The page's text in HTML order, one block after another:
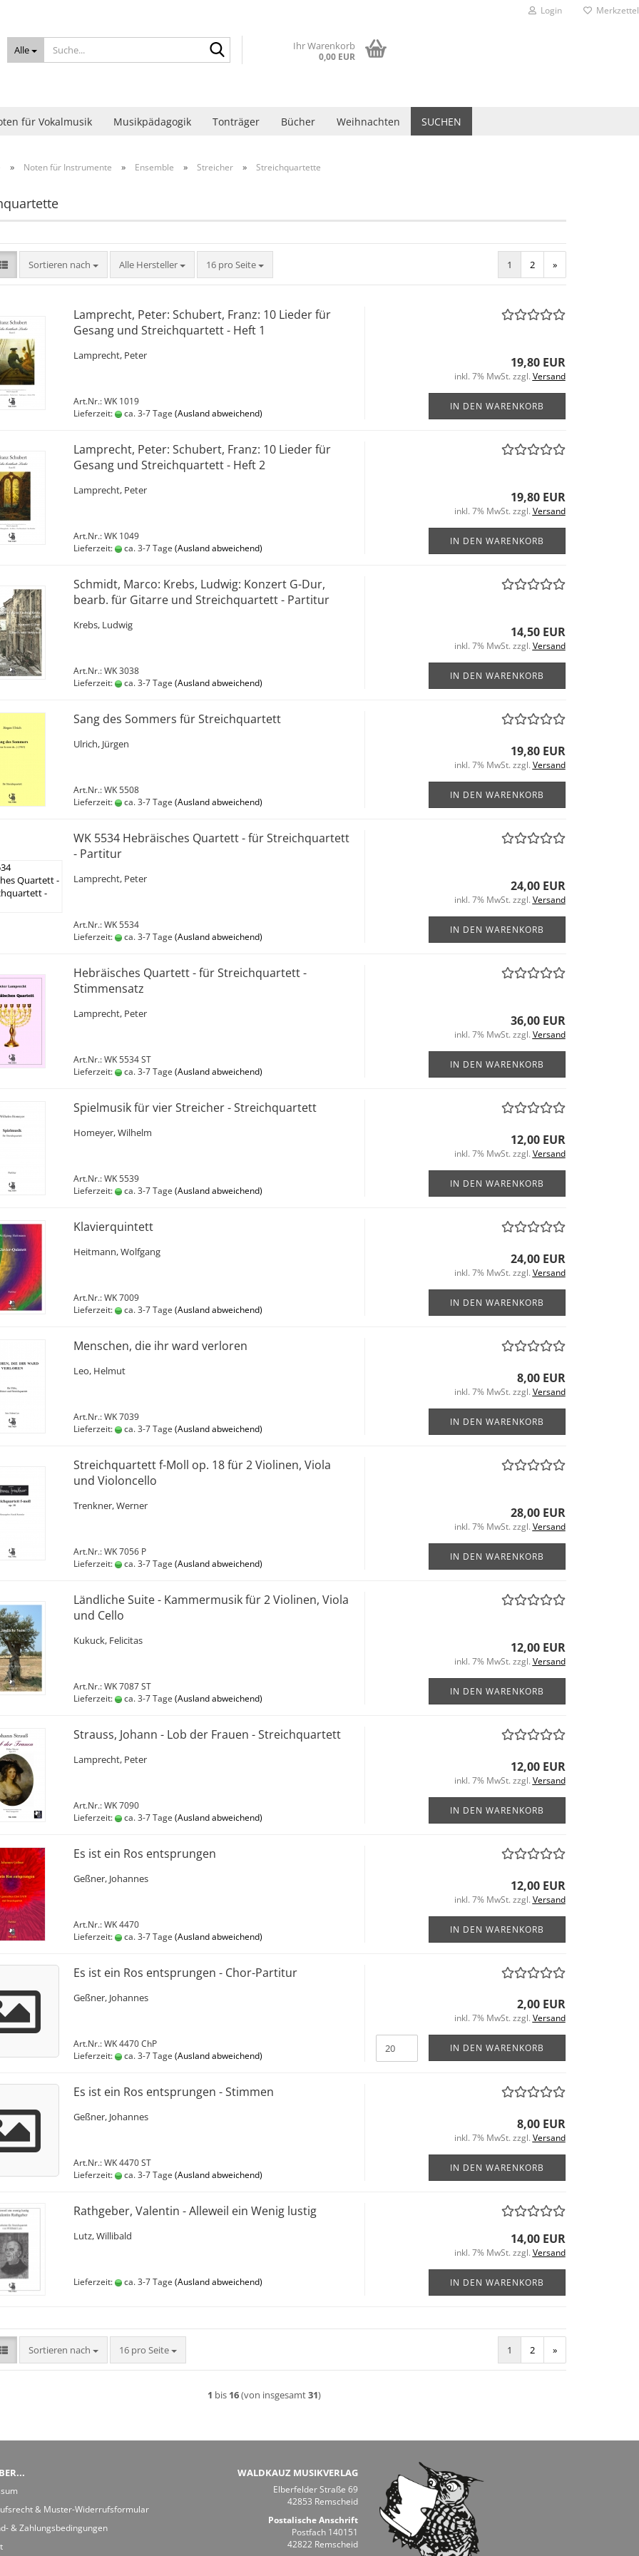
Login Merkzettel
Alle Ihr Warenkorb
0,00 EUR
für Vokalmusik Musikpädagogik Tonträger Bücher Weihnachten SUCHEN
» Noten für Instrumente » Ensemble » Streicher » Streichquartette
Sortieren nach
Sortieren nach Alle Hersteller 16 pro Seite
pro Seite 1 2 »
Lamprecht, Peter: Schubert, Franz: 10 Lieder für
Gesang und Streichquartett - Heft 1
Lamprecht, Peter
Art.Nr.: WK 1019
Lieferzeit:
ca. 3-7 Tage (Ausland abweichend)
19,80 EUR
inkl. 7% MwSt. zzgl. Versand
IN DEN WARENKORB
Lamprecht, Peter: Schubert, Franz: 10 Lieder für
Gesang und Streichquartett - Heft 2
Lamprecht, Peter
Art.Nr.: WK 1049
Lieferzeit:
ca. 3-7 Tage (Ausland abweichend)
19,80 EUR
inkl. 7% MwSt. zzgl. Versand
IN DEN WARENKORB
Schmidt, Marco: Krebs, Ludwig: Konzert G-Dur,
bearb. für Gitarre und Streichquartett - Partitur
Krebs, Ludwig
Art.Nr.: WK 3038
Lieferzeit:
ca. 3-7 Tage (Ausland abweichend)
14,50 EUR
inkl. 7% MwSt. zzgl. Versand
IN DEN WARENKORB
Sang des Sommers für Streichquartett
Ulrich, Jürgen
Art.Nr.: WK 5508
Lieferzeit:
ca. 3-7 Tage (Ausland abweichend)
19,80 EUR
inkl. 7% MwSt. zzgl. Versand
IN DEN WARENKORB
WK 5534 Hebräisches Quartett - für Streichquartett
- Partitur
Lamprecht, Peter
Art.Nr.: WK 5534
Lieferzeit:
ca. 3-7 Tage (Ausland abweichend)
24,00 EUR
inkl. 7% MwSt. zzgl. Versand
IN DEN WARENKORB
Hebräisches Quartett - für Streichquartett -
Stimmensatz
Lamprecht, Peter
Art.Nr.: WK 5534 ST
Lieferzeit:
ca. 3-7 Tage (Ausland abweichend)
36,00 EUR
inkl. 7% MwSt. zzgl. Versand
IN DEN WARENKORB
Spielmusik für vier Streicher - Streichquartett
Homeyer, Wilhelm
Art.Nr.: WK 5539
Lieferzeit:
ca. 3-7 Tage (Ausland abweichend)
12,00 EUR
inkl. 7% MwSt. zzgl. Versand
IN DEN WARENKORB
Klavierquintett
Heitmann, Wolfgang
Art.Nr.: WK 7009
Lieferzeit:
ca. 3-7 Tage (Ausland abweichend)
24,00 EUR
inkl. 7% MwSt. zzgl. Versand
IN DEN WARENKORB
Menschen, die ihr ward verloren
Leo, Helmut
Art.Nr.: WK 7039
Lieferzeit:
ca. 3-7 Tage (Ausland abweichend)
8,00 EUR
inkl. 7% MwSt. zzgl. Versand
IN DEN WARENKORB
Streichquartett f-Moll op. 18 für 2 Violinen, Viola
und Violoncello
Trenkner, Werner
Art.Nr.: WK 7056 P
Lieferzeit:
ca. 3-7 Tage (Ausland abweichend)
28,00 EUR
inkl. 7% MwSt. zzgl. Versand
IN DEN WARENKORB
Ländliche Suite - Kammermusik für 2 Violinen, Viola
und Cello
Kukuck, Felicitas
Art.Nr.: WK 7087 ST
Lieferzeit:
ca. 3-7 Tage (Ausland abweichend)
12,00 EUR
inkl. 7% MwSt. zzgl. Versand
IN DEN WARENKORB
Strauss, Johann - Lob der Frauen - Streichquartett
Lamprecht, Peter
Art.Nr.: WK 7090
Lieferzeit:
ca. 3-7 Tage (Ausland abweichend)
12,00 EUR
inkl. 7% MwSt. zzgl. Versand
IN DEN WARENKORB
Es ist ein Ros entsprungen
Geßner, Johannes
Art.Nr.: WK 4470
Lieferzeit:
ca. 3-7 Tage (Ausland abweichend)
12,00 EUR
inkl. 7% MwSt. zzgl. Versand
IN DEN WARENKORB
Es ist ein Ros entsprungen - Chor-Partitur
Geßner, Johannes
Art.Nr.: WK 4470 ChP
Lieferzeit:
ca. 3-7 Tage (Ausland abweichend)
2,00 EUR
inkl. 7% MwSt. zzgl. Versand
IN DEN WARENKORB
Es ist ein Ros entsprungen - Stimmen
Geßner, Johannes
Art.Nr.: WK 4470 ST
Lieferzeit:
ca. 3-7 Tage (Ausland abweichend)
8,00 EUR
inkl. 7% MwSt. zzgl. Versand
IN DEN WARENKORB
Rathgeber, Valentin - Alleweil ein Wenig lustig
Lutz, Willibald
Lieferzeit: ca. 3-7 Tage (Ausland abweichend)
14,00 EUR
inkl. 7% MwSt. zzgl. Versand
IN DEN WARENKORB
Sortieren nach
Sortieren nach 16 pro Seite
pro Seite 1 2 »
1 bis 16(von insgesamt31)
& Muster-Widerrufsformular
& Zahlungsbedingungen
WALDKAUZ MUSIKVERLAG
Elberfelder Straße 69
42853 Remscheid
Postalische Anschrift
Postfach 140151
42822 Remscheid